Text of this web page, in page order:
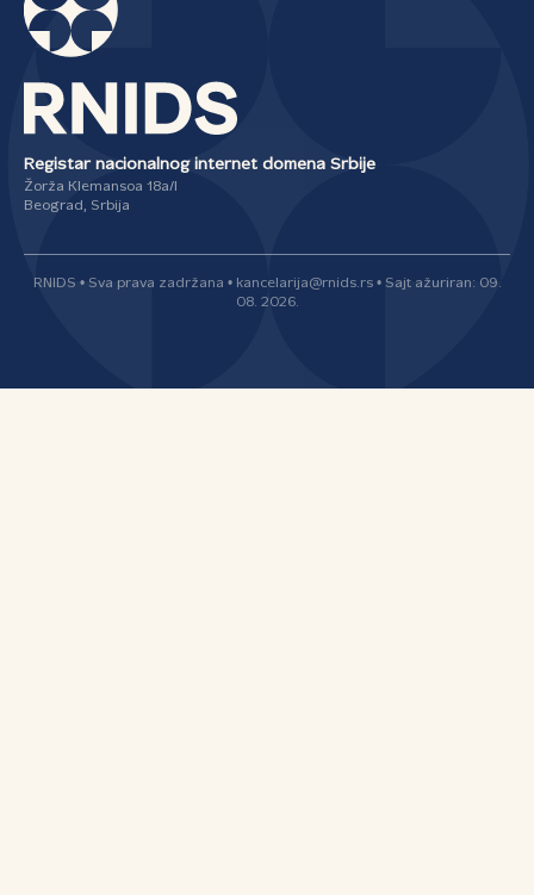
Registar nacionalnog internet domena Srbije
Žorža Klemansoa 18a/I
Beograd, Srbija
RNIDS • Sva prava zadržana • kancelarija@rnids.rs • Sajt ažuriran: 09.
08. 2026.